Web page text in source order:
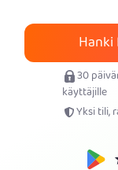
Hanki
30
käyttäjille
Yksi tili,